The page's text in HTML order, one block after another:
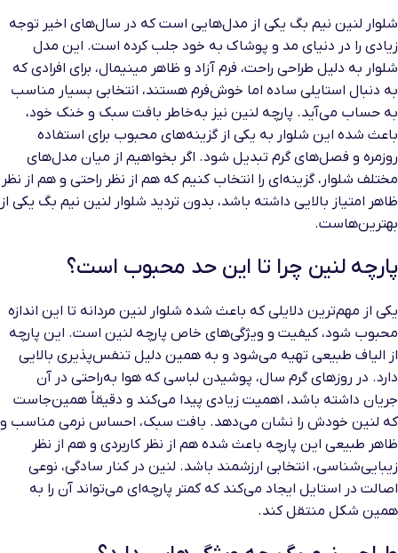
شلوار لنین نیم بگ یکی از مدل‌هایی است که در سال‌های اخیر توجه
زیادی را در دنیای مد و پوشاک به خود جلب کرده است. این مدل
شلوار به دلیل طراحی راحت، فرم آزاد و ظاهر مینیمال، برای افرادی که
به دنبال استایلی ساده اما خوش‌فرم هستند، انتخابی بسیار مناسب
به حساب می‌آید. پارچه لنین نیز به‌خاطر بافت سبک و خنک خود،
باعث شده این شلوار به یکی از گزینه‌های محبوب برای استفاده
روزمره و فصل‌های گرم تبدیل شود. اگر بخواهیم از میان مدل‌های
مختلف شلوار، گزینه‌ای را انتخاب کنیم که هم از نظر راحتی و هم از نظر
ظاهر امتیاز بالایی داشته باشد، بدون تردید شلوار لنین نیم بگ یکی از
بهترین‌هاست.
پارچه لنین چرا تا این حد محبوب است؟
یکی از مهم‌ترین دلایلی که باعث شده شلوار لنین مردانه تا این اندازه
محبوب شود، کیفیت و ویژگی‌های خاص پارچه لنین است. این پارچه
از الیاف طبیعی تهیه می‌شود و به همین دلیل تنفس‌پذیری بالایی
دارد. در روزهای گرم سال، پوشیدن لباسی که هوا به‌راحتی در آن
جریان داشته باشد، اهمیت زیادی پیدا می‌کند و دقیقاً همین‌جاست
که لنین خودش را نشان می‌دهد. بافت سبک، احساس نرمی مناسب و
ظاهر طبیعی این پارچه باعث شده هم از نظر کاربردی و هم از نظر
زیبایی‌شناسی، انتخابی ارزشمند باشد. لنین در کنار سادگی، نوعی
اصالت در استایل ایجاد می‌کند که کمتر پارچه‌ای می‌تواند آن را به
همین شکل منتقل کند.